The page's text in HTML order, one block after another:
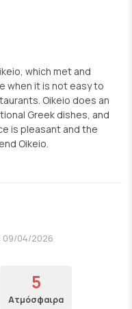
which met and
when it is not easy to
Oikeio does an
Greek dishes, and
is pleasant and the
Oikeio.
09/04/2026
5
Ατμόσφαιρα